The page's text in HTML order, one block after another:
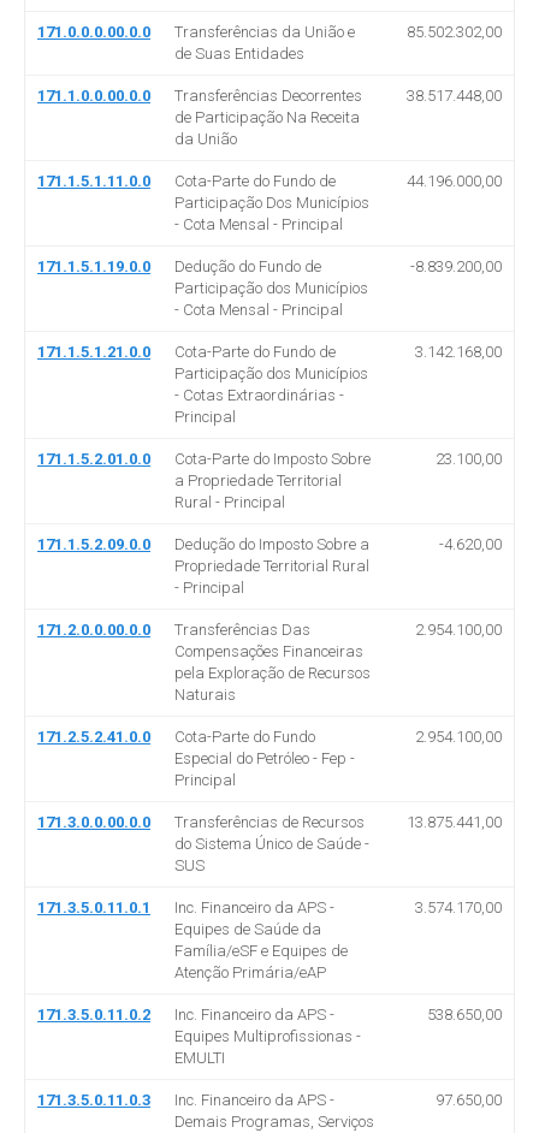
171.0.0.0.00.0.0
Transferências da União e
de Suas Entidades
85.502.302,00
171.1.0.0.00.0.0
Transferências Decorrentes
de Participação Na Receita
da União
38.517.448,00
171.1.5.1.11.0.0
Cota-Parte do Fundo de
Participação Dos Municípios
- Cota Mensal - Principal
44.196.000,00
171.1.5.1.19.0.0
Dedução do Fundo de
Participação dos Municípios
- Cota Mensal - Principal
-8.839.200,00
171.1.5.1.21.0.0
Cota-Parte do Fundo de
Participação dos Municípios
- Cotas Extraordinárias -
Principal
3.142.168,00
171.1.5.2.01.0.0
Cota-Parte do Imposto Sobre
a Propriedade Territorial
Rural - Principal
23.100,00
171.1.5.2.09.0.0
Dedução do Imposto Sobre a
Propriedade Territorial Rural
- Principal
-4.620,00
171.2.0.0.00.0.0
Transferências Das
Compensações Financeiras
pela Exploração de Recursos
Naturais
2.954.100,00
171.2.5.2.41.0.0
Cota-Parte do Fundo
Especial do Petróleo - Fep -
Principal
2.954.100,00
171.3.0.0.00.0.0
Transferências de Recursos
do Sistema Único de Saúde -
SUS
13.875.441,00
171.3.5.0.11.0.1
Inc. Financeiro da APS -
Equipes de Saúde da
Família/eSF e Equipes de
Atenção Primária/eAP
3.574.170,00
171.3.5.0.11.0.2
Inc. Financeiro da APS -
Equipes Multiprofissionas -
EMULTI
538.650,00
171.3.5.0.11.0.3
Inc. Financeiro da APS -
Demais Programas, Serviços
97.650,00